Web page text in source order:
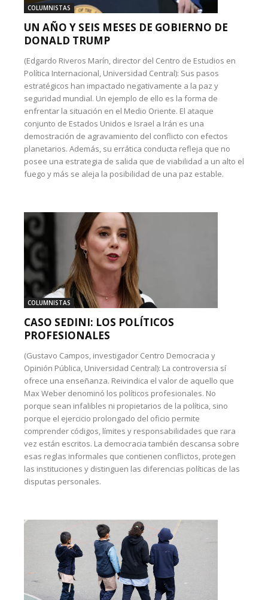
COLUMNISTAS
UN AÑO Y SEIS MESES DE GOBIERNO DE
DONALD TRUMP
(Edgardo Riveros Marín, director del Centro de Estudios en
Política Internacional, Universidad Central): Sus pasos
estratégicos han impactado negativamente a la paz y
seguridad mundial. Un ejemplo de ello es la forma de
enfrentar la situación en el Medio Oriente. El ataque
conjunto de Estados Unidos e Israel a Irán es una
demostración de agravamiento del conflicto con efectos
planetarios. Además, su errática conducta refleja que no
posee una estrategia de salida que de viabilidad a un alto el
fuego y más se aleja la posibilidad de una paz estable.
COLUMNISTAS
CASO SEDINI: LOS POLÍTICOS
PROFESIONALES
(Gustavo Campos, investigador Centro Democracia y
Opinión Pública, Universidad Central): La controversia sí
ofrece una enseñanza. Reivindica el valor de aquello que
Max Weber denominó los políticos profesionales. No
porque sean infalibles ni propietarios de la política, sino
porque el ejercicio prolongado del oficio permite
comprender códigos, límites y responsabilidades que rara
vez están escritos. La democracia también descansa sobre
esas reglas informales que contienen conflictos, protegen
las instituciones y distinguen las diferencias políticas de las
disputas personales.